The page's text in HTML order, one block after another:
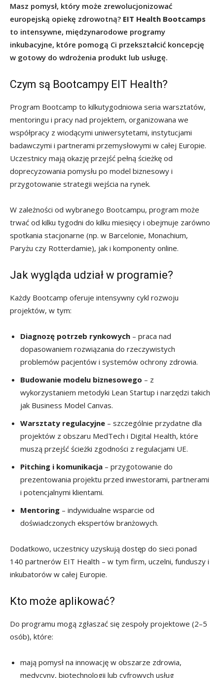
Masz pomysł, który może zrewolucjonizować
europejską opiekę zdrowotną? EIT Health Bootcamps
to intensywne, międzynarodowe programy
inkubacyjne, które pomogą Ci przekształcić koncepcję
w gotowy do wdrożenia produkt lub usługę.
Czym są Bootcampy EIT Health?
Program Bootcamp to kilkutygodniowa seria warsztatów,
mentoringu i pracy nad projektem, organizowana we
współpracy z wiodącymi uniwersytetami, instytucjami
badawczymi i partnerami przemysłowymi w całej Europie.
Uczestnicy mają okazję przejść pełną ścieżkę od
doprecyzowania pomysłu po model biznesowy i
przygotowanie strategii wejścia na rynek.
W zależności od wybranego Bootcampu, program może
trwać od kilku tygodni do kilku miesięcy i obejmuje zarówno
spotkania stacjonarne (np. w Barcelonie, Monachium,
Paryżu czy Rotterdamie), jak i komponenty online.
Jak wygląda udział w programie?
Każdy Bootcamp oferuje intensywny cykl rozwoju
projektów, w tym:
Diagnozę potrzeb rynkowych – praca nad
dopasowaniem rozwiązania do rzeczywistych
problemów pacjentów i systemów ochrony zdrowia.
Budowanie modelu biznesowego – z
wykorzystaniem metodyki Lean Startup i narzędzi takich
jak Business Model Canvas.
Warsztaty regulacyjne – szczególnie przydatne dla
projektów z obszaru MedTech i Digital Health, które
muszą przejść ścieżki zgodności z regulacjami UE.
Pitching i komunikacja – przygotowanie do
prezentowania projektu przed inwestorami, partnerami
i potencjalnymi klientami.
Mentoring – indywidualne wsparcie od
doświadczonych ekspertów branżowych.
Dodatkowo, uczestnicy uzyskują dostęp do sieci ponad
140 partnerów EIT Health – w tym firm, uczelni, funduszy i
inkubatorów w całej Europie.
Kto może aplikować?
Do programu mogą zgłaszać się zespoły projektowe (2–5
osób), które:
mają pomysł na innowację w obszarze zdrowia,
medycyny, biotechnologii lub cyfrowych usług